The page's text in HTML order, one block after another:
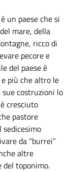
un paese che si
mare, della
ricco di
pecore e
del paese è
più che altro le
sue costruzioni lo
cresciuto
pastore
da “burrei”
altre
del toponimo.